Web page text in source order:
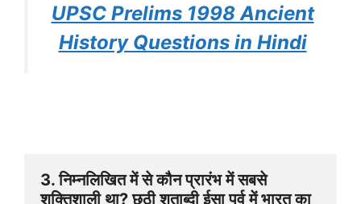
UPSC Prelims 1998 Ancient
History Questions in Hindi
3. निम्नलिखित में से कौन प्रारंभ में सबसे
शक्तिशाली था? छठी शताब्दी ईसा पूर्व में भारत का